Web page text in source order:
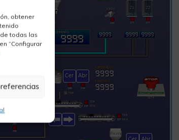
obtener
todas las
“Configurar